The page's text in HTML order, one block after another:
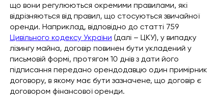
що вони регулюються окремими правилами, які
відрізняються від правил, що стосуються звичайної
оренди. Наприклад, відповідно до статті 759
Цивільного кодексу України (далі – ЦКУ), у випадку
лізингу майна, договір повинен бути укладений у
письмовій формі, протягом 10 днів з дати його
підписання передано орендодавцю один примірник
договору, в якому має бути зазначене, що договір є
договором фінансової оренди.